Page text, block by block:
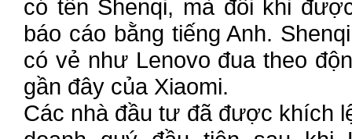
có tên Shenqi, mà đôi khi
báo cáo bằng tiếng Anh.
có vẻ như Lenovo đua theo
gần đây của Xiaomi.
Các nhà đầu tư đã được khích